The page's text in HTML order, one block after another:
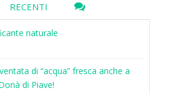
RECENTI
naturale
di “acqua” fresca anche a
di Piave!